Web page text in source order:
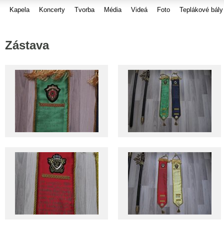
Kapela Koncerty Tvorba Média Videá Foto Teplákové bály
Zástava